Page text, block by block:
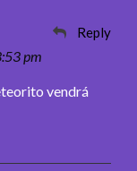
pm
Reply
vendrá